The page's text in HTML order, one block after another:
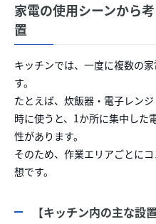
家電の使用シーンから
置
キッチンでは、一度に複数の
す。
たとえば、炊飯器・電子レン
時に使うと、1か所に集中した
性があります。
そのため、作業エリアごとに
想です。
【キッチン内の主な設